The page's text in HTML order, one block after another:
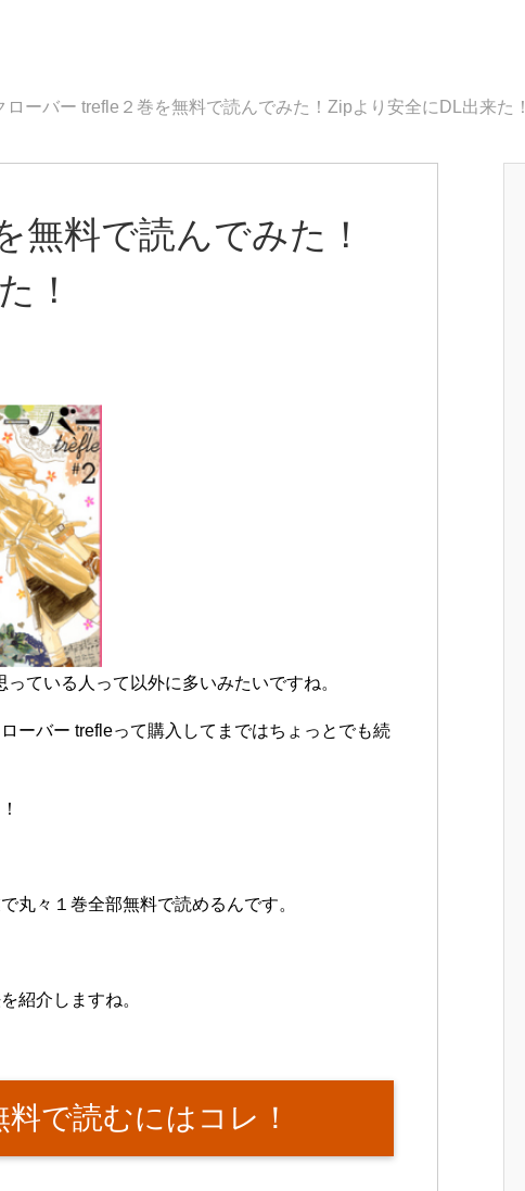
ローバー trefle２巻を無料で読んでみた！Zipより安全にDL出来た！
無料で読んでみた！
！
ている人って以外に多いみたいですね。
ーバー trefleって購入してまではちょっとでも続
丸々１巻全部無料で読めるんです。
紹介しますね。
で読むにはコレ！